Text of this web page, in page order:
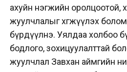
ахуйн нэгжийн оролцоотой,
жуулчлалыг хөгжүүлэх
бүрдүүлнэ. Уялдаа холбоо
бодлого, зохицуулалттай
жуулчлал Завхан аймгийн